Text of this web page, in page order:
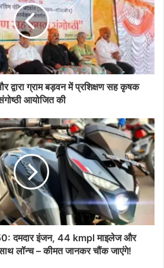
द्वारा ग्राम बड़वन में प्रशिक्षण सह कृषक
आयोजित की
दमदार इंजन, 44 kmpl माइलेज और
लॉन्च – कीमत जानकर चौंक जाएंगे!